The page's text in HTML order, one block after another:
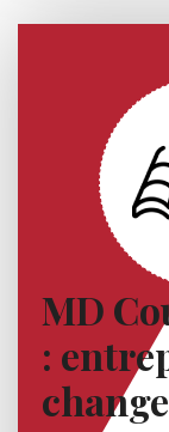
MD
: